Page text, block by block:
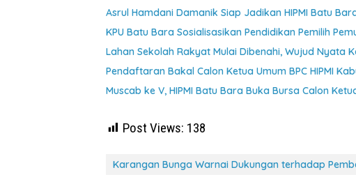
Asrul Hamdani Damanik Siap Jadikan HIPMI Batu
KPU Batu Bara Sosialisasikan Pendidikan Pemilih
Lahan Sekolah Rakyat Mulai Dibenahi, Wujud Nyata
Pendaftaran Bakal Calon Ketua Umum BPC HIPMI
Muscab ke V, HIPMI Batu Bara Buka Bursa Calon
Post Views: 138
Karangan Bunga Warnai Dukungan terhadap